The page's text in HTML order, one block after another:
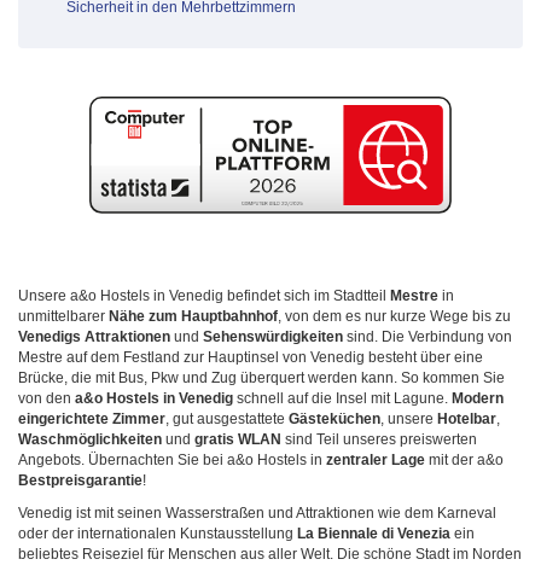
Sicherheit in den Mehrbettzimmern
Unsere a&o Hostels in Venedig befindet sich im Stadtteil Mestre in
unmittelbarer Nähe zum Hauptbahnhof, von dem es nur kurze Wege bis zu
Venedigs Attraktionen und Sehenswürdigkeiten sind. Die Verbindung von
Mestre auf dem Festland zur Hauptinsel von Venedig besteht über eine
Brücke, die mit Bus, Pkw und Zug überquert werden kann. So kommen Sie
von den a&o Hostels in Venedig schnell auf die Insel mit Lagune. Modern
eingerichtete Zimmer, gut ausgestattete Gästeküchen, unsere Hotelbar,
Waschmöglichkeiten und gratis WLAN sind Teil unseres preiswerten
Angebots. Übernachten Sie bei a&o Hostels in zentraler Lage mit der a&o
Bestpreisgarantie!
Venedig ist mit seinen Wasserstraßen und Attraktionen wie dem Karneval
oder der internationalen Kunstausstellung La Biennale di Venezia ein
beliebtes Reiseziel für Menschen aus aller Welt. Die schöne Stadt im Norden